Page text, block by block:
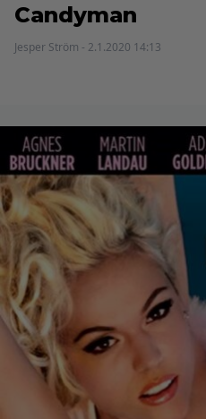
Candyman
Jesper Ström - 2.1.2020 14:13